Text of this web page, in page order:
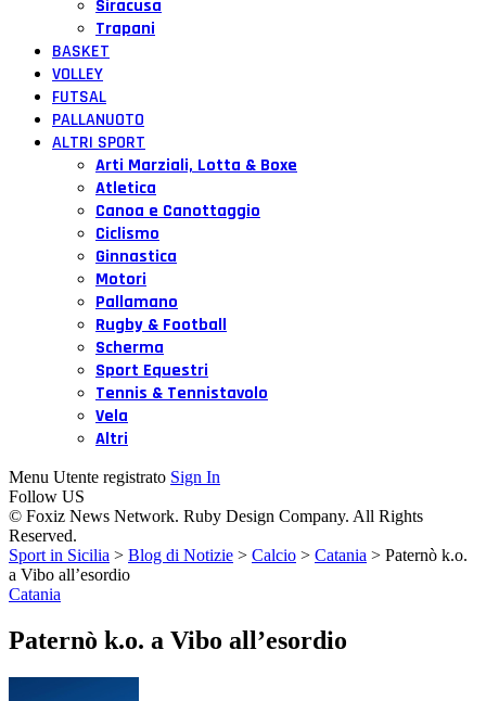
Siracusa
Trapani
BASKET
VOLLEY
FUTSAL
PALLANUOTO
ALTRI SPORT
Arti Marziali, Lotta & Boxe
Atletica
Canoa e Canottaggio
Ciclismo
Ginnastica
Motori
Pallamano
Rugby & Football
Scherma
Sport Equestri
Tennis & Tennistavolo
Vela
Altri
Menu Utente registrato Sign In
Follow US
© Foxiz News Network. Ruby Design Company. All Rights
Reserved.
Sport in Sicilia > Blog di Notizie > Calcio > Catania > Paternò k.o.
a Vibo all’esordio
Catania
Paternò k.o. a Vibo all’esordio